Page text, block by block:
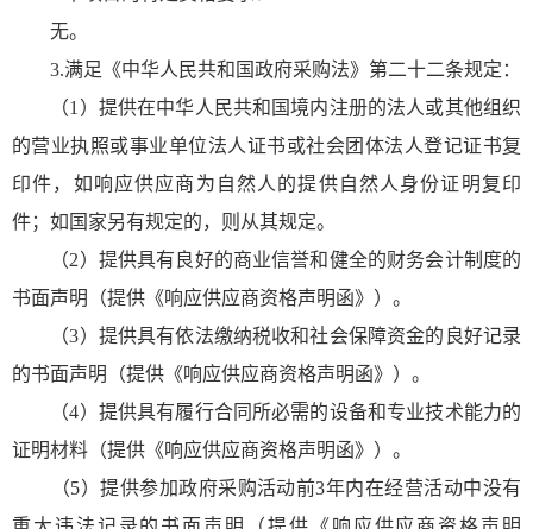
无。
3.满足《中华人民共和国政府采购法》第二十二条规定：
（1）提供在中华人民共和国境内注册的法人或其他组织
的营业执照或事业单位法人证书或社会团体法人登记证书复
印件，如响应供应商为自然人的提供自然人身份证明复印
件；如国家另有规定的，则从其规定。
（2）提供具有良好的商业信誉和健全的财务会计制度的
书面声明（提供《响应供应商资格声明函》）。
（3）提供具有依法缴纳税收和社会保障资金的良好记录
的书面声明（提供《响应供应商资格声明函》）。
（4）提供具有履行合同所必需的设备和专业技术能力的
证明材料（提供《响应供应商资格声明函》）。
（5）提供参加政府采购活动前3年内在经营活动中没有